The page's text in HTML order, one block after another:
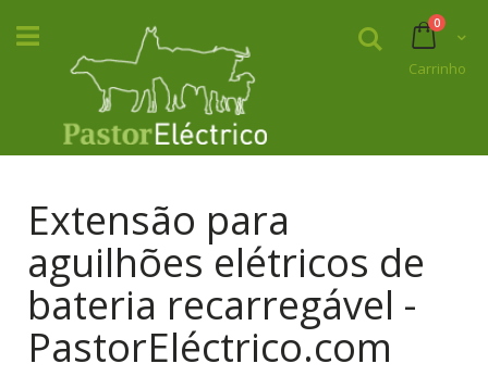
to
Content
0itens
Carrinho
Pesquisar
Extensão para
aguilhões elétricos de
bateria recarregável -
PastorEléctrico.com